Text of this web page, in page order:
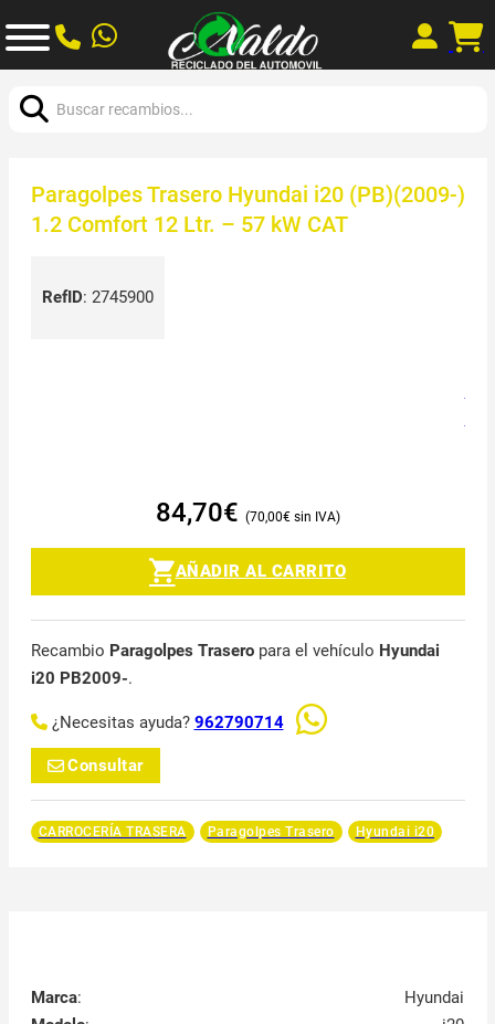
Paragolpes Trasero Hyundai i20 (PB)(2009-)
1.2 Comfort 12 Ltr. – 57 kW CAT
RefID: 2745900
84,70€ 70,00€
AÑADIR AL CARRITO
Recambio Paragolpes Traseropara el vehículo Hyundai
i20 PB2009-.
¿Necesitas ayuda? 962790714
Consultar
CARROCERÍA TRASERA Paragolpes Trasero Hyundai i20
Marca:
Hyundai